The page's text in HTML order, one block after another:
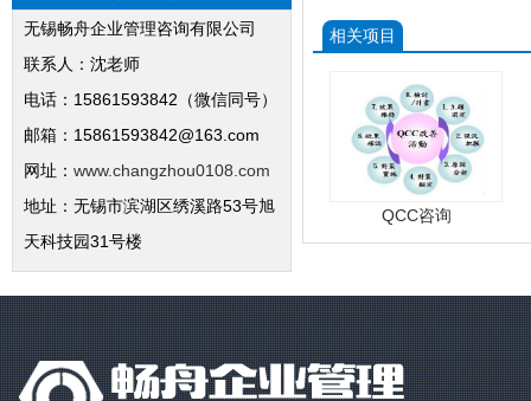
无锡畅舟企业管理咨询有限公司
联系人：沈老师
电话：15861593842（微信同号）
邮箱：15861593842@163.com
网址： www.changzhou0108.com
地址：无锡市滨湖区绣溪路53号旭
天科技园31号楼
相关项目
QCC咨询